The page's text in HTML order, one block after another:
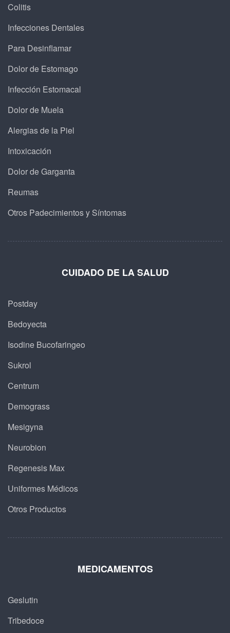
Colitis
Infecciones Dentales
Para Desinflamar
Dolor de Estomago
Infección Estomacal
Dolor de Muela
Alergias de la Piel
Intoxicación
Dolor de Garganta
Reumas
Otros Padecimientos y Síntomas
CUIDADO DE LA SALUD
Postday
Bedoyecta
Isodine Bucofaringeo
Sukrol
Centrum
Demograss
Mesigyna
Neurobion
Regenesis Max
Uniformes Médicos
Otros Productos
MEDICAMENTOS
Geslutin
Tribedoce